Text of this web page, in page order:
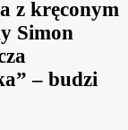
z kręconym
Simon
– budzi